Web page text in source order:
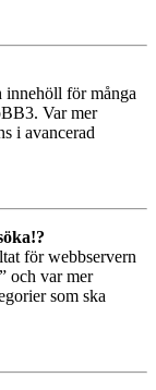
för många
Var mer
i avancerad
för webbservern
och var mer
som ska